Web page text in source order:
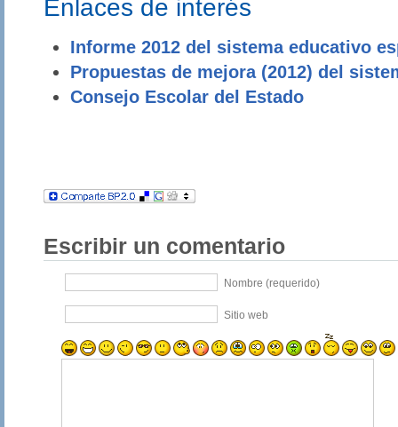
Enlaces de interés
Informe 2012 del sistema educativo
Propuestas de mejora (2012) del
Consejo Escolar del Estado
Escribir un comentario
Nombre (requerido)
Sitio web